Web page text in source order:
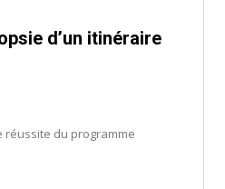
d’un itinéraire
réussite du programme